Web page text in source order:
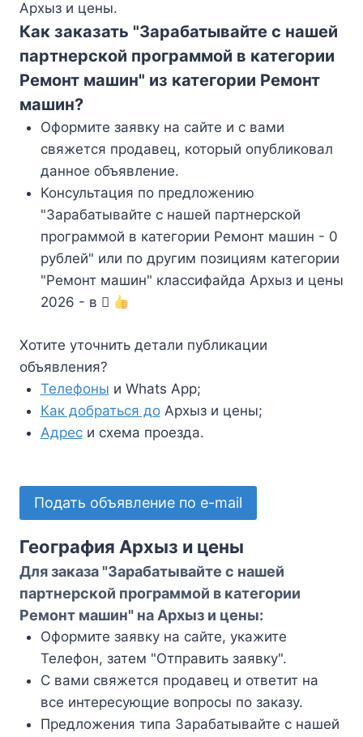
Архыз и цены.
Как заказать "Зарабатывайте с нашей
партнерской программой в категории
Ремонт машин" из категории Ремонт
машин?
Оформите заявку на сайте и с вами
свяжется продавец, который опубликовал
данное объявление.
Консультация по предложению
"Зарабатывайте с нашей партнерской
программой в категории Ремонт машин - 0
рублей" или по другим позициям категории
"Ремонт машин" классифайда Архыз и цены
2026 - в
Хотите уточнить детали публикации
объявления?
Телефоны и Whats App;
Как добраться доАрхыз и цены;
Адреси схема проезда.
Подать объявление по e-mail
География Архыз и цены
Для заказа "Зарабатывайте с нашей
партнерской программой в категории
Ремонт машин" на Архыз и цены:
Оформите заявку на сайте, укажите
Телефон, затем "Отправить заявку".
С вами свяжется продавец и ответит на
все интересующие вопросы по заказу.
Предложения типа Зарабатывайте с нашей